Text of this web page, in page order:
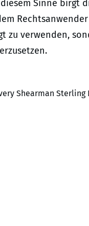
Sinne birgt
zu verwenden,
Shearman Sterling